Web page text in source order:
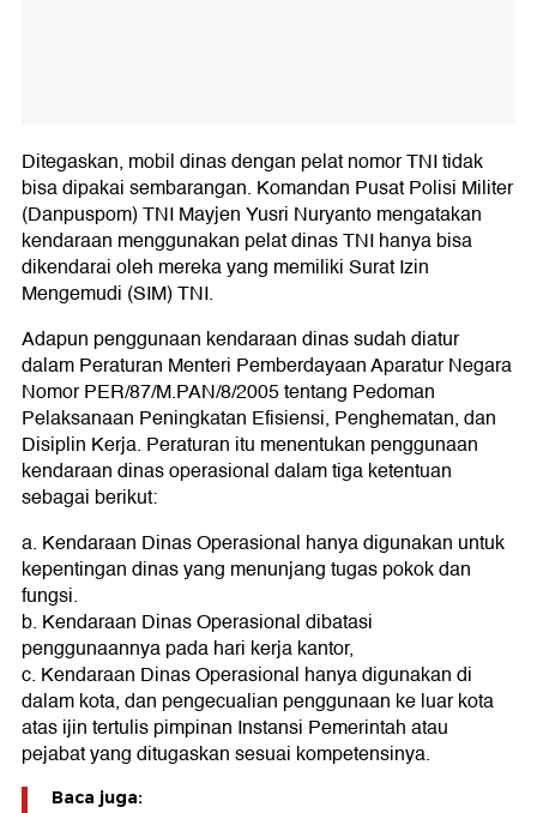
Ditegaskan, mobil dinas dengan pelat nomor TNI tidak
bisa dipakai sembarangan. Komandan Pusat Polisi Militer
(Danpuspom) TNI Mayjen Yusri Nuryanto mengatakan
kendaraan menggunakan pelat dinas TNI hanya bisa
dikendarai oleh mereka yang memiliki Surat Izin
Mengemudi (SIM) TNI.
Adapun penggunaan kendaraan dinas sudah diatur
dalam Peraturan Menteri Pemberdayaan Aparatur Negara
Nomor PER/87/M.PAN/8/2005 tentang Pedoman
Pelaksanaan Peningkatan Efisiensi, Penghematan, dan
Disiplin Kerja. Peraturan itu menentukan penggunaan
kendaraan dinas operasional dalam tiga ketentuan
sebagai berikut:
a. Kendaraan Dinas Operasional hanya digunakan untuk
kepentingan dinas yang menunjang tugas pokok dan
fungsi.
b. Kendaraan Dinas Operasional dibatasi
penggunaannya pada hari kerja kantor,
c. Kendaraan Dinas Operasional hanya digunakan di
dalam kota, dan pengecualian penggunaan ke luar kota
atas ijin tertulis pimpinan Instansi Pemerintah atau
pejabat yang ditugaskan sesuai kompetensinya.
Baca juga: